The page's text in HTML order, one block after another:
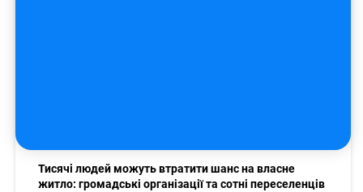
Тисячі людей можуть втратити шанс на власне
житло: громадські організації та сотні переселенців